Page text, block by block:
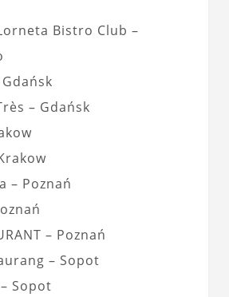
Bistro Club –
– Gdańsk
– Poznań
– Poznań
– Sopot
Sopot